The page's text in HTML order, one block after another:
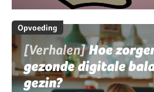
Opvoeding
[Verhalen]Hoe
gezonde digitale
gezin?